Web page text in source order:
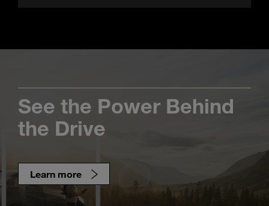
See the Power Behind
the Drive
Learn more